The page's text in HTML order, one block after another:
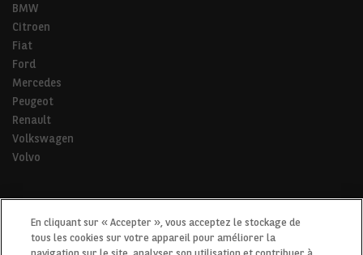
BMW
Citroen
Fiat
Ford
Mercedes
Peugeot
Renault
Volkswagen
Volvo
* Pour tous les trajets de la vie.
En cliquant sur « Accepter », vous acceptez le stockage de
tous les cookies sur votre appareil pour améliorer la